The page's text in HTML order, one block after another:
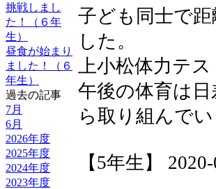
挑戦しまし
た！（６年
生）
昼食が始まり
ました！（６
年生）
過去の記事
7月
6月
2026年度
2025年度
2024年度
2023年度
子ども同士で
した。
上小松体力テ
午後の体育は
ら取り組んでい
【5年生】